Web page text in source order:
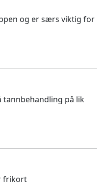
og er særs viktig for
tannbehandling på lik
frikort